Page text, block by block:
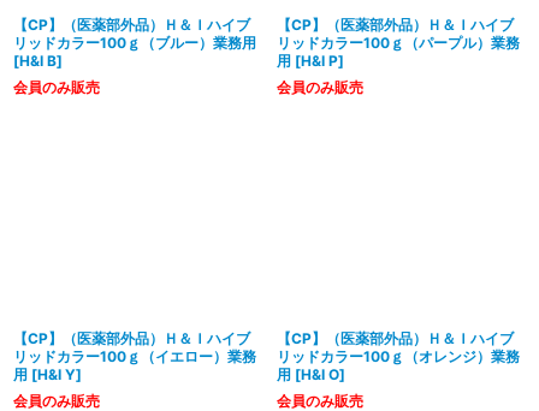
【CP】（医薬部外品）Ｈ＆Ｉハイブ
リッドカラー100ｇ（ブルー）業務用
[H&I B]
会員のみ販売
【CP】（医薬部外品）Ｈ＆Ｉハイブ
リッドカラー100ｇ（パープル）業務
用 [H&I P]
会員のみ販売
【CP】（医薬部外品）Ｈ＆Ｉハイブ
リッドカラー100ｇ（イエロー）業務
用 [H&I Y]
会員のみ販売
【CP】（医薬部外品）Ｈ＆Ｉハイブ
リッドカラー100ｇ（オレンジ）業務
用 [H&I O]
会員のみ販売